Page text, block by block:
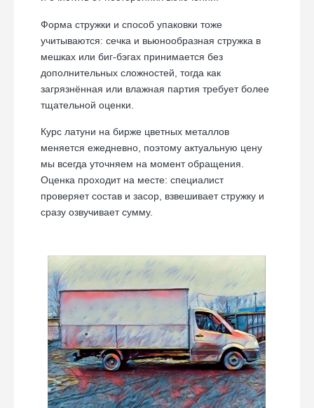
Форма стружки и способ упаковки тоже
учитываются: сечка и вьюнообразная стружка в
мешках или биг-бэгах принимается без
дополнительных сложностей, тогда как
загрязнённая или влажная партия требует более
тщательной оценки.
Курс латуни на бирже цветных металлов
меняется ежедневно, поэтому актуальную цену
мы всегда уточняем на момент обращения.
Оценка проходит на месте: специалист
проверяет состав и засор, взвешивает стружку и
сразу озвучивает сумму.